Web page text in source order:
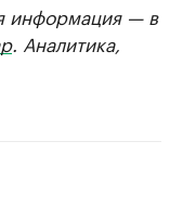
информация — в
. Аналитика,